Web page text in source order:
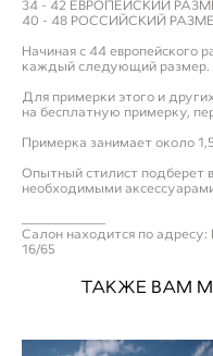
34 - 42 ЕВРОПЕЙСКИЙ
40 - 48 РОССИЙСКИЙ
Начиная с 44 европейского
каждый следующий размер.
Для примерки этого и
на бесплатную примерку,
Примерка занимает около
Опытный стилист подберет
необходимыми
Салон находится по
16/65
ТАКЖЕ ВАМ